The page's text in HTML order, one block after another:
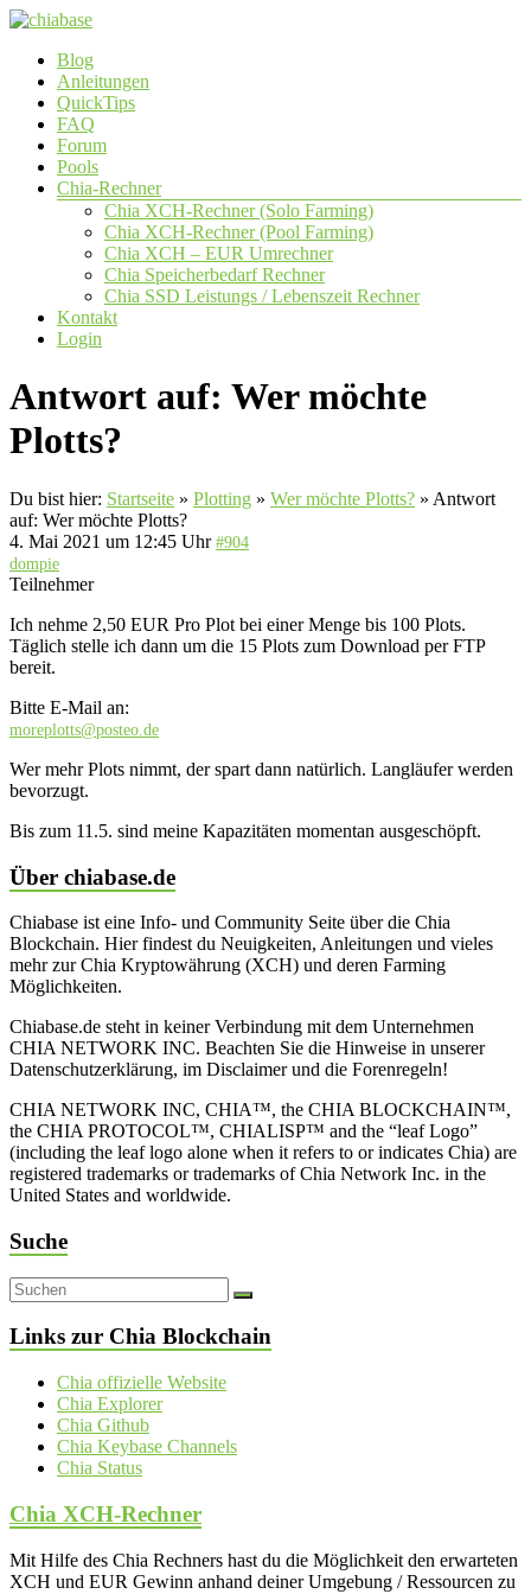
Zum
springen
chiabase
CHIA
Info-
Community
Seite
Menü
Blog
Anleitungen
QuickTips
FAQ
Forum
Pools
Chia-Rechner
Chia XCH-Rechner (Solo Farming)
Chia XCH-Rechner (Pool Farming)
Chia XCH – EUR Umrechner
Chia Speicherbedarf Rechner
Chia SSD Leistungs / Lebenszeit Rechner
Kontakt
Login
Antwort auf: Wer möchte
Plotts?
Du bist hier: Startseite » Plotting » Wer möchte Plotts? » Antwort
auf: Wer möchte Plotts?
4. Mai 2021 um 12:45 Uhr #904
dompie
Teilnehmer
Ich nehme 2,50 EUR Pro Plot bei einer Menge bis 100 Plots.
Täglich stelle ich dann um die 15 Plots zum Download per FTP
bereit.
Bitte E-Mail an:
moreplotts@posteo.de
Wer mehr Plots nimmt, der spart dann natürlich. Langläufer werden
bevorzugt.
Bis zum 11.5. sind meine Kapazitäten momentan ausgeschöpft.
Über chiabase.de
Chiabase ist eine Info- und Community Seite über die Chia
Blockchain. Hier findest du Neuigkeiten, Anleitungen und vieles
mehr zur Chia Kryptowährung (XCH) und deren Farming
Möglichkeiten.
Chiabase.de steht in keiner Verbindung mit dem Unternehmen
CHIA NETWORK INC. Beachten Sie die Hinweise in unserer
Datenschutzerklärung, im Disclaimer und die Forenregeln!
CHIA NETWORK INC, CHIA™, the CHIA BLOCKCHAIN™,
the CHIA PROTOCOL™, CHIALISP™ and the “leaf Logo”
(including the leaf logo alone when it refers to or indicates Chia) are
registered trademarks or trademarks of Chia Network Inc. in the
United States and worldwide.
Suche
Links zur Chia Blockchain
Chia offizielle Website
Chia Explorer
Chia Github
Chia Keybase Channels
Chia Status
Chia XCH-Rechner
Mit Hilfe des Chia Rechners hast du die Möglichkeit den erwarteten
XCH und EUR Gewinn anhand deiner Umgebung / Ressourcen zu